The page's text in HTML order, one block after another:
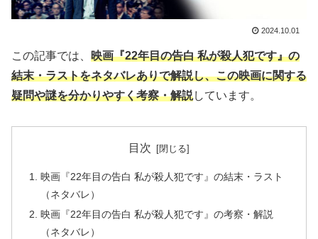
2024.10.01
この記事では、 映画『22年目の告白 私が殺人犯です』の
結末・ラストをネタバレありで解説し、この映画に関する
疑問や謎を分かりやすく考察・解説しています。
目次
映画『22年目の告白 私が殺人犯です』の結末・ラスト
（ネタバレ）
映画『22年目の告白 私が殺人犯です』の考察・解説
（ネタバレ）